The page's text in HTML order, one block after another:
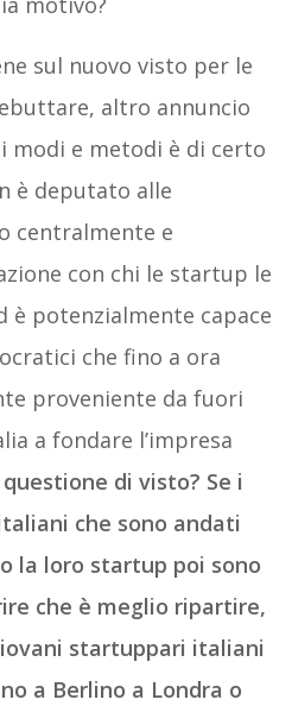
sul nuovo visto per le
altro annuncio
modi e metodi è di certo
è deputato alle
centralmente e
con chi le startup le
potenzialmente capace
che fino a ora
proveniente da fuori
a fondare l’impresa
di visto? Se i
che sono andati
la loro startup poi sono
che è meglio ripartire,
startuppari italiani
a Berlino a Londra o